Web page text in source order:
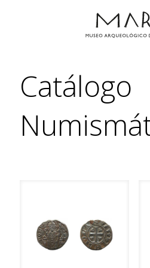
Catálogo